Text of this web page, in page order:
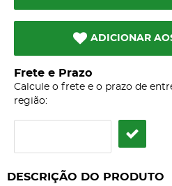
ADICIONAR
Frete e Prazo
Calcule o frete e o prazo de
região:
DESCRIÇÃO DO PRODUTO